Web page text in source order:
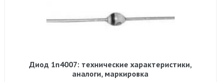
Диод 1n4007: технические характеристики,
аналоги, маркировка